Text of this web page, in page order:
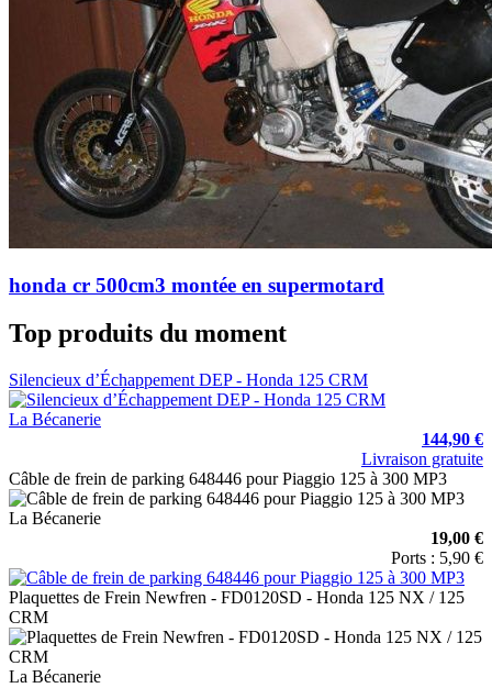
honda cr 500cm3 montée en supermotard
Top produits du moment
Silencieux d’Échappement DEP - Honda 125 CRM
La Bécanerie
144,90 €
Livraison gratuite
Câble de frein de parking 648446 pour Piaggio 125 à 300 MP3
La Bécanerie
19,00 €
Ports : 5,90 €
Plaquettes de Frein Newfren - FD0120SD - Honda 125 NX / 125
CRM
La Bécanerie